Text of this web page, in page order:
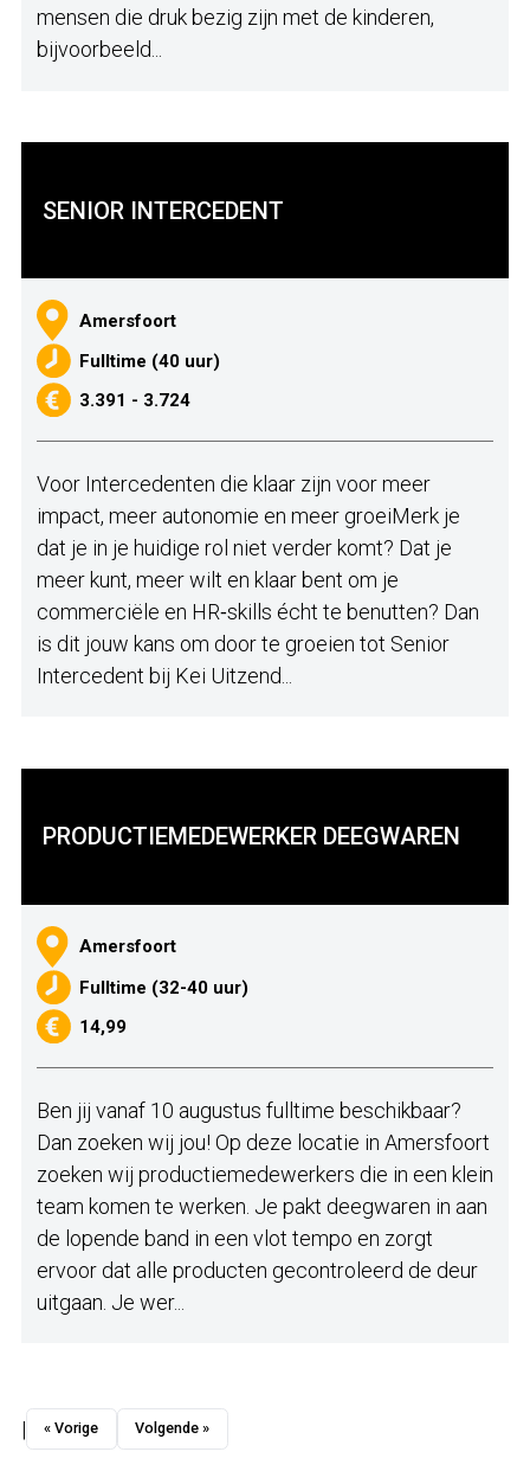
mensen die druk bezig zijn met de kinderen,
bijvoorbeeld...
SENIOR INTERCEDENT
Amersfoort
Fulltime (40 uur)
3.391 - 3.724
Voor Intercedenten die klaar zijn voor meer
impact, meer autonomie en meer groeiMerk je
dat je in je huidige rol niet verder komt? Dat je
meer kunt, meer wilt en klaar bent om je
commerciële en HR‑skills écht te benutten? Dan
is dit jouw kans om door te groeien tot Senior
Intercedent bij Kei Uitzend...
PRODUCTIEMEDEWERKER DEEGWAREN
Amersfoort
Fulltime (32-40 uur)
14,99
Ben jij vanaf 10 augustus fulltime beschikbaar?
Dan zoeken wij jou! Op deze locatie in Amersfoort
zoeken wij productiemedewerkers die in een klein
team komen te werken. Je pakt deegwaren in aan
de lopende band in een vlot tempo en zorgt
ervoor dat alle producten gecontroleerd de deur
uitgaan. Je wer...
| « Vorige Volgende »